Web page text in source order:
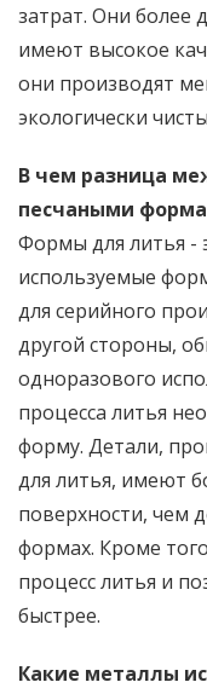
затрат. Они более
имеют высокое
они производят
экологически
В чем разница
песчаными
Формы для литья -
используемые
для серийного
другой стороны,
одноразового
процесса литья
форму. Детали,
для литья, имеют
поверхности, чем
формах. Кроме
процесс литья и
быстрее.
Какие металлы